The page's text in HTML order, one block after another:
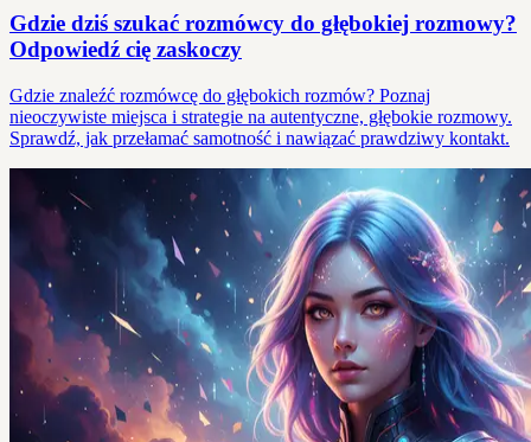
Gdzie dziś szukać rozmówcy do głębokiej rozmowy?
Odpowiedź cię zaskoczy
Gdzie znaleźć rozmówcę do głębokich rozmów? Poznaj
nieoczywiste miejsca i strategie na autentyczne, głębokie rozmowy.
Sprawdź, jak przełamać samotność i nawiązać prawdziwy kontakt.